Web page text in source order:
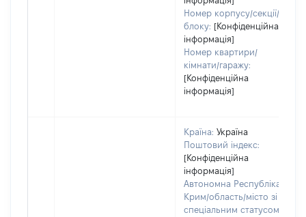
Номер корпусу/секції/
блоку: [Конфіденційна
інформація]
Номер квартири/
кімнати/гаражу:
[Конфіденційна
інформація]
Країна: Україна
Поштовий індекс:
[Конфіденційна
інформація]
Автономна Республіка
Крим/область/місто зі
спеціальним статусом: